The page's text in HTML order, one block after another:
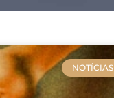
NOTÍCIAS